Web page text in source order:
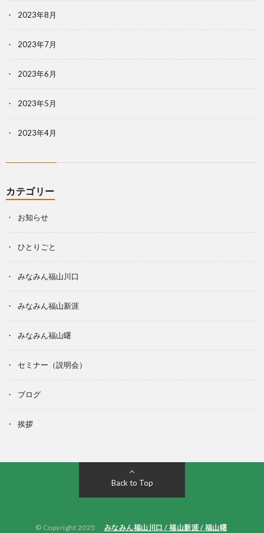
2023年8月
2023年7月
2023年6月
2023年5月
2023年4月
カテゴリー
お知らせ
ひとりごと
みなみん福山川口
みなみん福山新涯
みなみん福山曙
セミナー（説明会）
ブログ
挨拶
Back to Top
© Copyright 2025 みなみん福山川口 / 福山新涯 / 福山曙